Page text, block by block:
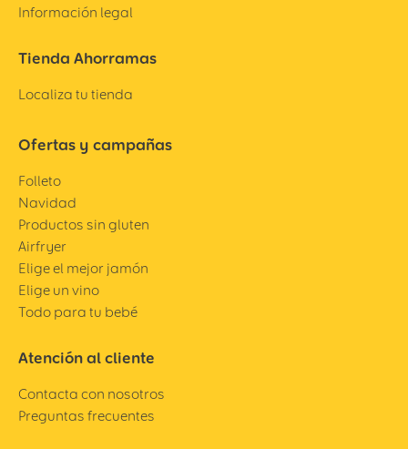
Información legal
Tienda Ahorramas
Localiza tu tienda
Ofertas y campañas
Folleto
Navidad
Productos sin gluten
Airfryer
Elige el mejor jamón
Elige un vino
Todo para tu bebé
Atención al cliente
Contacta con nosotros
Preguntas frecuentes